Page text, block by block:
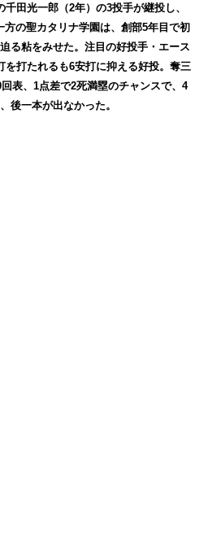
田光一郎（2年）の3投手が継投し、
の聖カタリナ学園は、創部5年目で初
る粘をみせた。注目の好投手・エース
を打たれるも6安打に抑える好投。奪三
表、1点差で2死満塁のチャンスで、4
後一本が出なかった。